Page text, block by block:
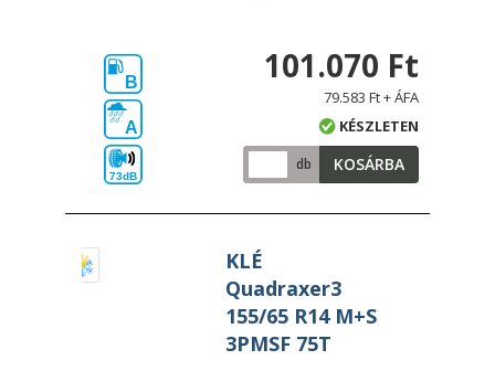
B
A
73dB
101.070 Ft
79.583 Ft + ÁFA
KÉSZLETEN
db KOSÁRBA
KLÉ
Quadraxer3
155/65 R14 M+S
3PMSF 75T